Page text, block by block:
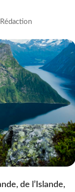
de l’Islande,